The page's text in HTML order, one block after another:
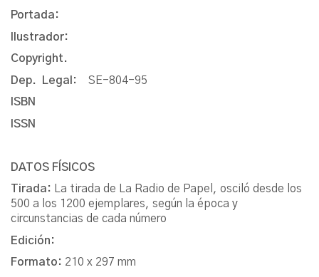
Portada:
Ilustrador:
Copyright.
Dep. Legal: SE-804-95
ISBN
ISSN
DATOS FÍSICOS
Tirada: La tirada de La Radio de Papel, osciló desde los
500 a los 1200 ejemplares, según la época y
circunstancias de cada número
Edición:
Formato: 210 x 297 mm